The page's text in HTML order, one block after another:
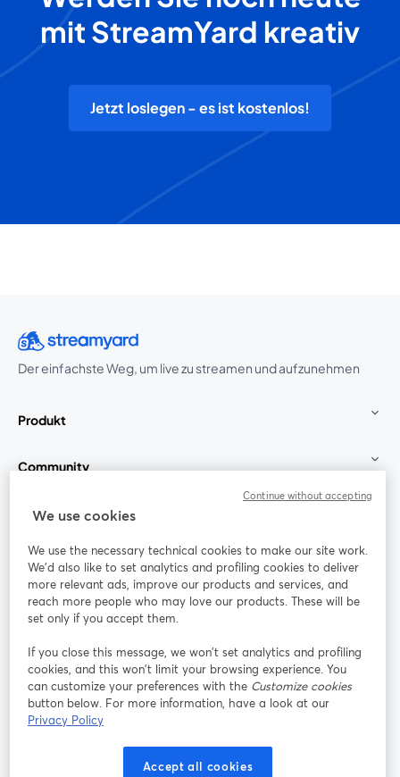
mit StreamYard kreativ
Jetzt loslegen - es ist kostenlos!
Der einfachste Weg, um live zu streamen und aufzunehmen
Produkt
Community
StreamYard für
Mitmachen
Webinar Facebook
wird in einem neuen Tab geöffnet
X (Twitter)
wird in einem neuen Tab geöffnet
Nutzungsbedingungen
wird in einem neuen Tab geöffnet
Datenschutzrichtlinie Cookie-Richtlinie
We use cookies
We use the necessary technical cookies to make our site work.
We'd also like to set analytics and profiling cookies to deliver
more relevant ads, improve our products and services, and
reach more people who may love our products. These will be
set only if you accept them.
If you close this message, we won’t set analytics and profiling
cookies, and this won’t limit your browsing experience. You
can customize your preferences with the Customize cookies
button below. For more information, have a look at our
Privacy Policy
Accept all cookies
Continue without accepting